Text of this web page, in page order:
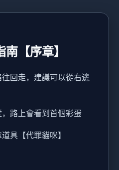
【序章】
回走，建議可以從右邊
路上會看到首個彩蛋
具【代罪貓咪】